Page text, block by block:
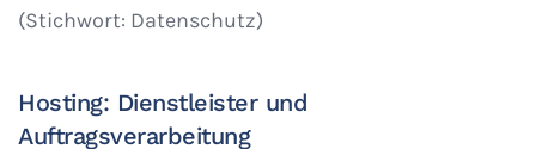
(Stichwort: Datenschutz)
Hosting: Dienstleister und
Auftragsverarbeitung